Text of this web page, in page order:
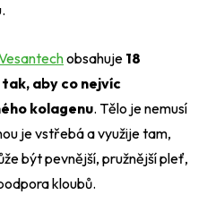
obsahuje 18
aby co nejvíc
kolagenu. Tělo je nemusí
je vstřebá a využije tam,
být pevnější, pružnější pleť,
kloubů.